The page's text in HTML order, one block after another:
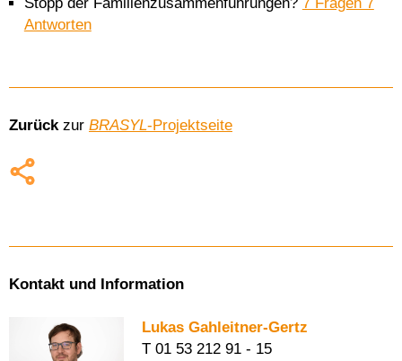
Antworten
Zurück zur BRASYL-Projektseite
Kontakt und Information
Lukas Gahleitner-Gertz
T 01 53 212 91 - 15